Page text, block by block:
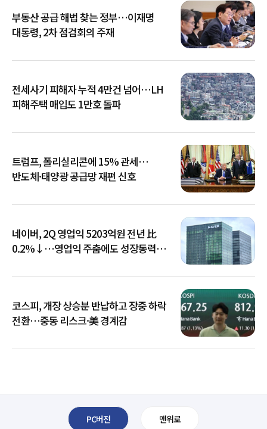
부동산 공급 해법 찾는 정부…이재명
대통령, 2차 점검회의 주재
전세사기 피해자 누적 4만건 넘어…LH
피해주택 매입도 1만호 돌파
트럼프, 폴리실리콘에 15% 관세…
반도체·태양광 공급망 재편 신호
네이버, 2Q 영업익 5203억원 전년 比
0.2%↓…영업익 주춤에도 성장동력
코스피, 개장 상승분 반납하고 장중 하락
전환…중동 리스크·美 경계감
PC버전 맨위로